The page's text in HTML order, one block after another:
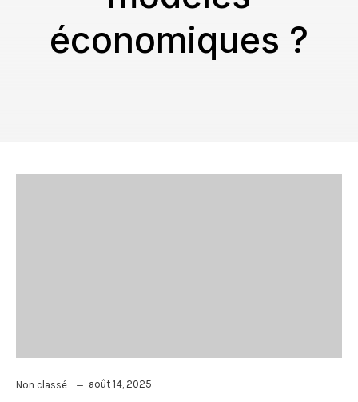
économiques ?
Non classé août 14, 2025